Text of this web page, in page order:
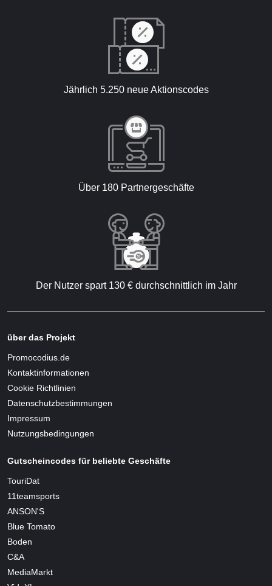
Jährlich 5.250 neue Aktionscodes
Über 180 Partnergeschäfte
Der Nutzer spart 130 € durchschnittlich im Jahr
über das Projekt
Promocodius.de
Kontaktinformationen
Cookie Richtlinien
Datenschutzbestimmungen
Impressum
Nutzungsbedingungen
Gutscheincodes für beliebte Geschäfte
TouriDat
11teamsports
ANSON'S
Blue Tomato
Boden
C&A
MediaMarkt